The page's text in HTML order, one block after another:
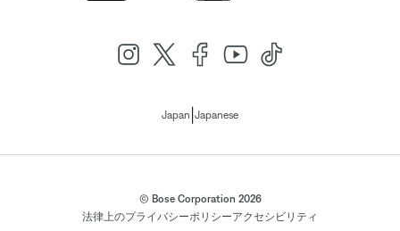
Japan Japanese
© Bose Corporation 2026
法律上のプライバシーポリシーアクセシビリティ